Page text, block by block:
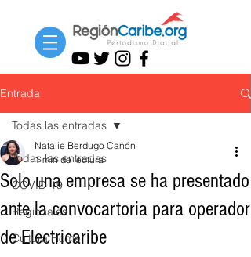
Entrada
Todas las entradas
COVID-19
Regionales
Cultura Home
Todas las entradas
Solo una empresa se ha presentado
ante la convocartoria para operador
de Electricaribe
Natalie Berdugo Cañón
1 min de lectura